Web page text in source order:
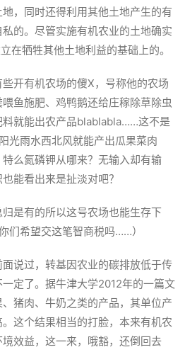
，同时还得利用其他土地产生的有
的。尽管实施有机农业的土地确实
在牺牲其他土地利益的基础上的。
些开有机农场的傻X，号称他的农场
鱼施肥、鸡鸭鹅还给庄稼除草除虫
料就能出农产品blablabla……这不是
光雨水西北风就能产出瓜果菜肉
么氮磷钾从哪来？无输入却有输
能看出来是扯淡对吧？
是有的所以这号农场也能生存下
们希望交这笔智商税吗……）
说过，转基因农业的碳排放低于传
定了。据牛津大学2012年的一篇文
猪肉、牛奶之类的产品，其单位产
这个结果相当的打脸，本来有机农
效益，这一来，哦豁，还倒回去